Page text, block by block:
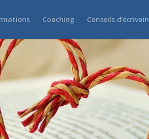
Coaching Conseils d’écrivain